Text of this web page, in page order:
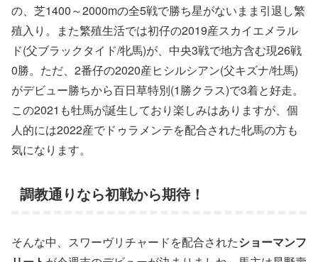
の、芝1400～2000mの全5戦で勝ち星がないまま引退し繁
殖入り。また繁殖生活では初仔の2019産スカイエメラル
ド(父ブラックタイド/牝馬)が、中央3戦で地方含む現26戦
0勝。ただ、2番仔の2020産ヒシルシアン(父キズナ/牡馬)
がデビュー勝ちから百日草特別(1勝クラス)で3着と好走。
この2021も牡馬が誕生しており楽しみはありますが、個
人的には2022産でドゥラメンテを配合された牝馬の方も
気になります。
調教通りなら初戦から期待！
そんな中、スワーヴリチャードを配合されたショーマンフ